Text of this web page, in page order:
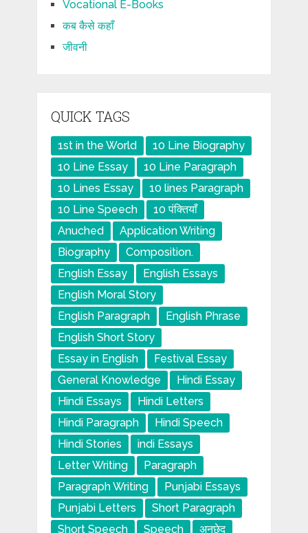
Vocational E-Books
कब कैसे कहाँ
जीवनी
QUICK TAGS
1st in the World
10 Line Biography
10 Line Essay
10 Line Paragraph
10 Lines Essay
10 lines Paragraph
10 Line Speech
10 पंक्तियाँ
Anuched
Application Writing
Biography
Composition.
English Essay
English Essays
English Moral Story
English Paragraph
English Phrase
English Short Story
Essay in English
Festival Essay
General Knowledge
Hindi Essay
Hindi Essays
Hindi Letters
Hindi Paragraph
Hindi Speech
Hindi Stories
indi Essays
Letter Writing
Paragraph
Paragraph Writing
Punjabi Essays
Punjabi Letters
Short Paragraph
Short Speech
Speech
अनुछेद